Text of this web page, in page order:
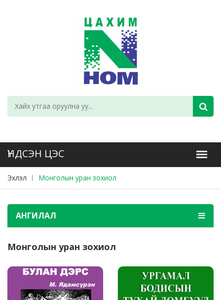
Эхлэл Монголын уран зохиол
АНГИЛАЛ
Монголын уран зохиол